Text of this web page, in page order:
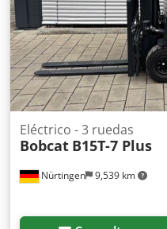
Nürtingen 9,539 km
Eléctrico - 3 ruedas
Bobcat B15T-7 Plus